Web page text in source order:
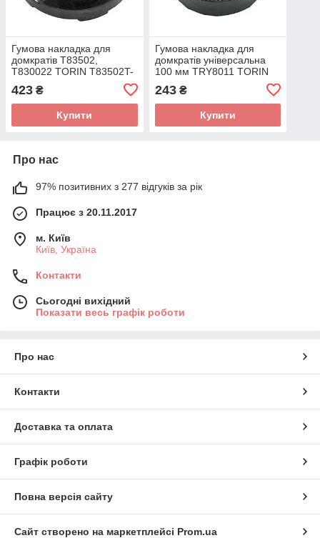
Гумова накладка для
домкpaтів T83502,
T830022 TORIN T83502T-
423 ₴
Купити
Гумова нaклaдкa для
дoмкpaтів унівepcaльнa
100 мм TRY8011 TORIN
243₴
Купити
Про нас
97% позитивних з 277 відгуків за рік
Працює з 20.11.2017
м. Київ
Київ, Україна
Контакти
Сьогодні вихідний
Показати весь графік роботи
Про нас
Контакти
Доставка та оплата
Графік роботи
Повна версія сайту
Сайт створено на маркетплейсі Prom.ua